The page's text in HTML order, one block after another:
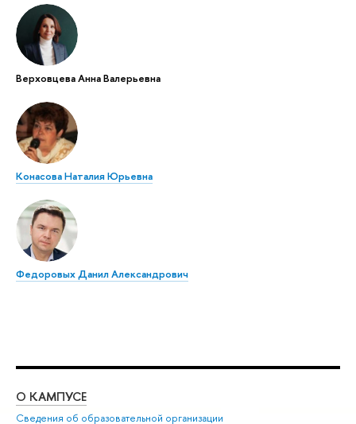
Верховцева Анна Валерьевна
Конасова Наталия Юрьевна
Федоровых Данил Александрович
О КАМПУСЕ
Сведения об образовательной организации